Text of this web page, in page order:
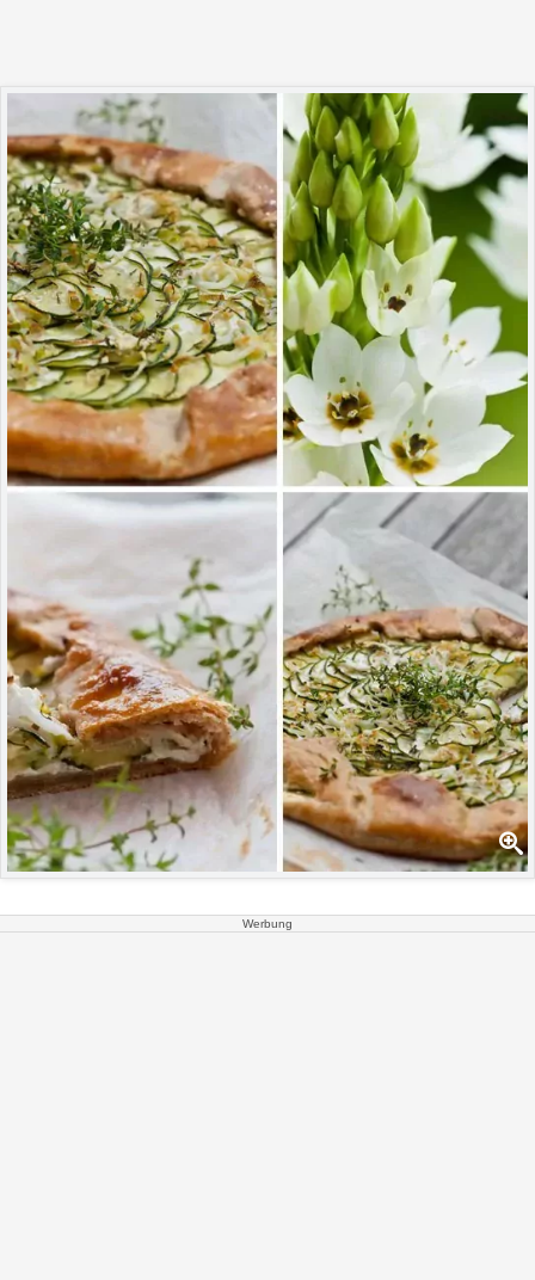
Werbung